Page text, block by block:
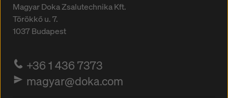
Magyar Doka Zsalutechnika Kft.
Törökkő u. 7.
1037Budapest
+36 1 436 7373
magyar@doka.com